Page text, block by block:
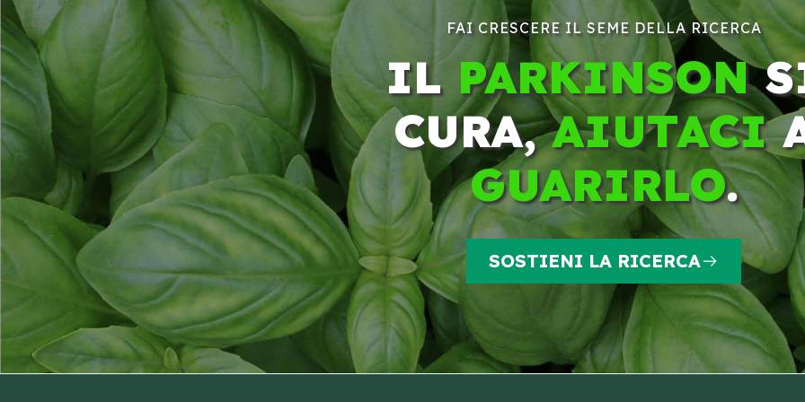
FAI CRESCERE IL SEME DELLA RICERCA
ILPARKINSON
CURA,AIUTACI
GUARIRLO.
SOSTIENI LA RICERCA